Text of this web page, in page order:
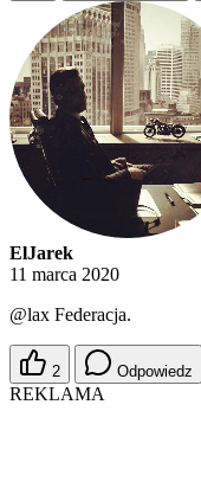
ElJarek
11 marca 2020
@lax Federacja.
2 Odpowiedz
REKLAMA